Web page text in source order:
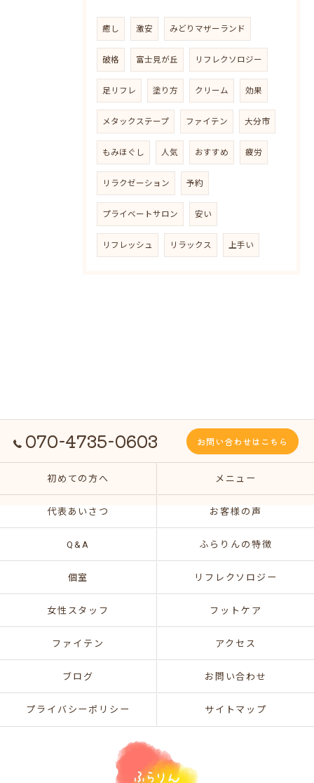
癒し 激安 みどりマザーランド
破格 富士見が丘 リフレクソロジー
足リフレ 塗り方 クリーム 効果
メタックステープ ファイテン 大分市
もみほぐし 人気 おすすめ 疲労
リラクゼーション 予約
プライベートサロン 安い
リフレッシュ リラックス 上手い
070-4735-0603 お問い合わせはこちら
初めての方へ メニュー
代表あいさつ お客様の声
Q&A ふらりんの特徴
個室 リフレクソロジー
女性スタッフ フットケア
ファイテン アクセス
ブログ お問い合わせ
プライバシーポリシー サイトマップ